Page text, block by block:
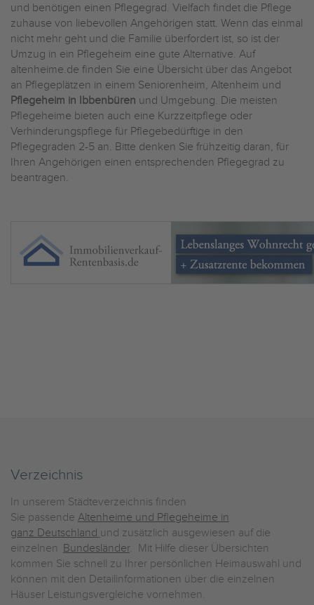
und benötigen einen Pflegegrad. Vielfach findet die Pflege
zuhause von liebevollen Angehörigen statt. Wenn das einmal
nicht mehr geht und die Familie überfordert ist, so ist der
Umzug in ein Pflegeheim eine gute Alternative. Auf
altenheime.de finden Sie eine Übersicht über das Angebot
an Pflegeplätzen in einem Seniorenheim, Altenheim und
Pflegeheim in Ibbenbüren und Umgebung. Die meisten
Pflegeheime bieten auch eine Kurzzeitpflege oder
Verhinderungspflege für Pflegebedürftige in den
Pflegegraden 2-5 an. Bitte denken Sie frühzeitig daran, für
Ihren Angehörigen einen entsprechenden Pflegegrad zu
beantragen.
Verzeichnis
In unserem Städteverzeichnis finden
Sie passende Altenheime und Pflegeheime in
ganz Deutschland und zusätzlich ausgewiesen auf die
einzelnen Bundesländer. Mit Hilfe dieser Übersichten
kommen Sie schnell zu Ihrer persönlichen Heimauswahl und
können mit den Detailinformationen über die einzelnen
Häuser Leistungsvergleiche vornehmen.